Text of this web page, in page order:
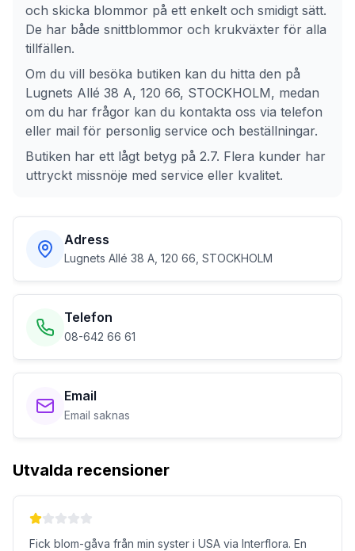
och skicka blommor på ett enkelt och smidigt sätt.
De har både snittblommor och krukväxter för alla
tillfällen.
Om du vill besöka butiken kan du hitta den på
Lugnets Allé 38 A, 120 66, STOCKHOLM, medan
om du har frågor kan du kontakta oss via telefon
eller mail för personlig service och beställningar.
Butiken har ett lågt betyg på 2.7. Flera kunder har
uttryckt missnöje med service eller kvalitet.
Adress
Lugnets Allé 38 A, 120 66, STOCKHOLM
Telefon
08-642 66 61
Email
Email saknas
Utvalda recensioner
Fick blom-gåva från min syster i USA via Interflora. En